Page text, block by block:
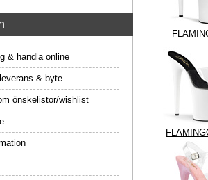
& handla online
& byte
önskelistor/wishlist